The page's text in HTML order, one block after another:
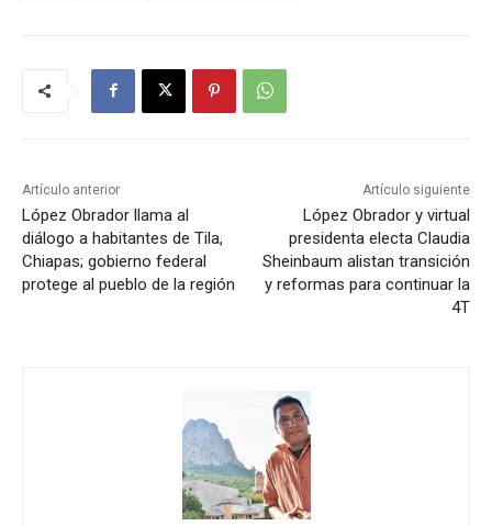
Artículo anterior
López Obrador llama al
diálogo a habitantes de Tila,
Chiapas; gobierno federal
protege al pueblo de la región
Artículo siguiente
López Obrador y virtual
presidenta electa Claudia
Sheinbaum alistan transición
y reformas para continuar la
4T